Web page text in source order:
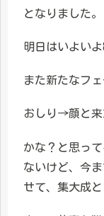
となりました。
明日はいよいよ
また新たなフェ
おしり→顔と来
かな？と思っ
ないけど、今
せて、集大成